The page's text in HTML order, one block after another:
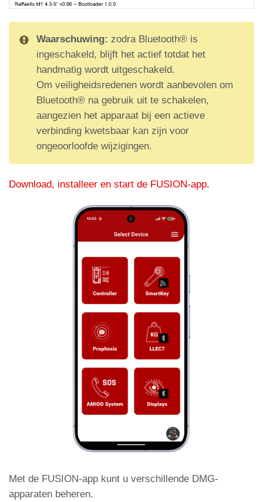
Inschakelen van hulpsignalen
signalen inschakelen
De weergavevertraging van vloerwisseling
inputfiltering
Signaal 'Auto op verdieping' inschakelen vanaf
'NEXT DIR.'-ingang
Waarschuwing: zodra Bluetooth® is
ingeschakeld, blijft het actief totdat het
handmatig wordt uitgeschakeld.
Om veiligheidsredenen wordt aanbevolen om
Bluetooth® na gebruik uit te schakelen,
aangezien het apparaat bij een actieve
verbinding kwetsbaar kan zijn voor
ongeoorloofde wijzigingen.
Download, installeer en start de FUSION-app.
Met de FUSION-app kunt u verschillende DMG-
apparaten beheren.